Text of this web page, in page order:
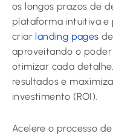
os longos prazos de
plataforma intuitiva e
criar landing pages
aproveitando o
otimizar cada
resultados e
investimento (ROI).
Acelere o processo